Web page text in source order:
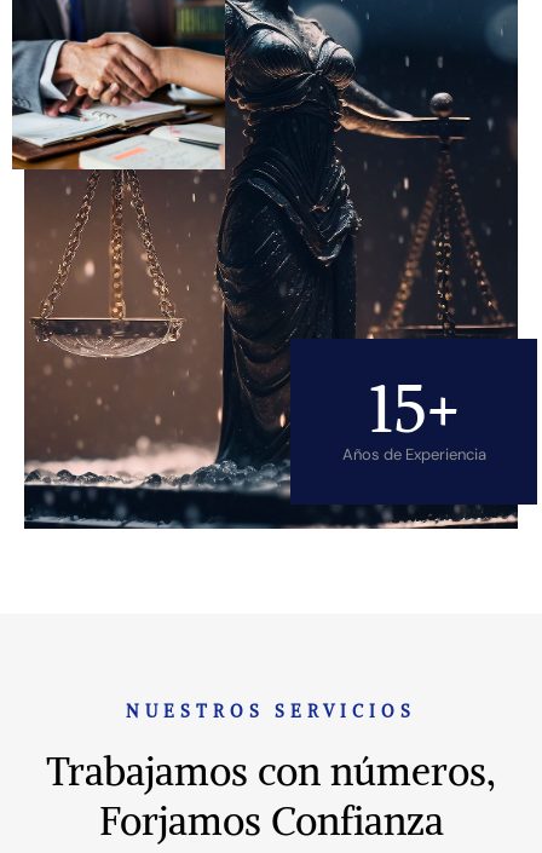
Años de Experiencia
15+
NUESTROS SERVICIOS
Trabajamos con números,
Forjamos Confianza